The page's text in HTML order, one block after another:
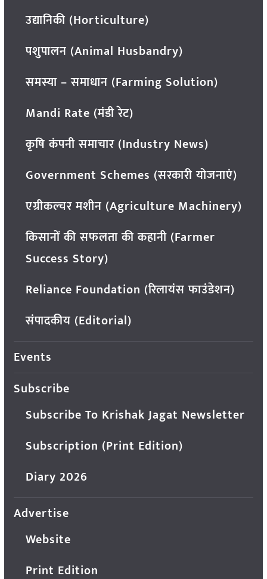
उद्यानिकी (Horticulture)
पशुपालन (Animal Husbandry)
समस्या – समाधान (Farming Solution)
Mandi Rate (मंडी रेट)
कृषि कंपनी समाचार (Industry News)
Government Schemes (सरकारी योजनाएं)
एग्रीकल्चर मशीन (Agriculture Machinery)
किसानों की सफलता की कहानी (Farmer
Success Story)
Reliance Foundation (रिलायंस फाउंडेशन)
संपादकीय (Editorial)
Events
Subscribe
Subscribe To Krishak Jagat Newsletter
Subscription (Print Edition)
Diary 2026
Advertise
Website
Print Edition